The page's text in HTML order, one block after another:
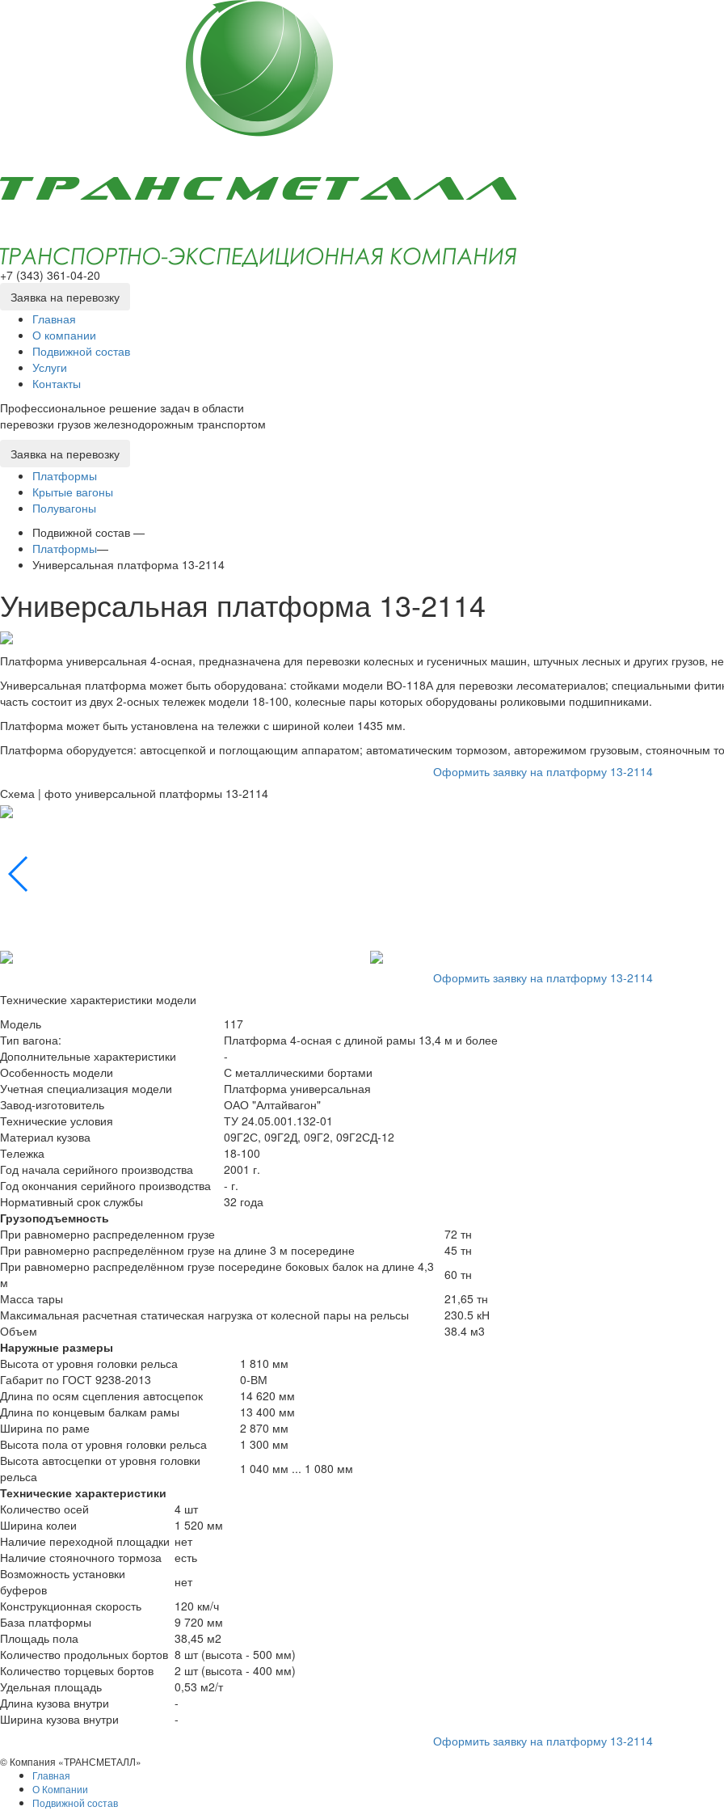
+7 (343) 361-04-20
Заявка на перевозку
Главная
О компании
Подвижной состав
Услуги
Контакты
Профессиональное решение задач в области
перевозки грузов железнодорожным транспортом
Заявка на перевозку
Платформы
Крытые вагоны
Полувагоны
Подвижной состав —
Платформы—
Универсальная платформа 13-2114
Универсальная платформа 13-2114
Платформа универсальная 4-осная, предназначена для перевозки колесных и гусеничных машин, штучных лесных и других грузов,
Универсальная платформа может быть оборудована: стойками модели ВО-118А для перевозки лесоматериалов; специальными
часть состоит из двух 2-осных тележек модели 18-100, колесные пары которых оборудованы роликовыми подшипниками.
Платформа может быть установлена на тележки с шириной колеи 1435 мм.
Платформа оборудуется: автосцепкой и поглощающим аппаратом; автоматическим тормозом, авторежимом грузовым, стояночным
Оформить заявку на платформу 13-2114
Схема | фото универсальной платформы 13-2114
Оформить заявку на платформу 13-2114
Технические характеристики модели
Модель
117
Тип вагона:
Платформа 4-осная с длиной рамы 13,4 м и более
Дополнительные характеристики
-
Особенность модели
С металлическими бортами
Учетная специализация модели
Платформа универсальная
Завод-изготовитель
ОАО "Алтайвагон"
Технические условия
ТУ 24.05.001.132-01
Материал кузова
09Г2С, 09Г2Д, 09Г2, 09Г2СД-12
Тележка
18-100
Год начала серийного производства
2001 г.
Год окончания серийного производства
- г.
Нормативный срок службы
32 года
Грузоподъемность
При равномерно распределенном грузе
72 тн
При равномерно распределённом грузе на длине 3 м посередине
45 тн
При равномерно распределённом грузе посередине боковых балок на длине 4,3
м
60 тн
Масса тары
21,65 тн
Максимальная расчетная статическая нагрузка от колесной пары на рельсы
230.5 кН
Объем
38.4 м3
Наружные размеры
Высота от уровня головки рельса
1 810 мм
Габарит по ГОСТ 9238-2013
0-ВМ
Длина по осям сцепления автосцепок
14 620 мм
Длина по концевым балкам рамы
13 400 мм
Ширина по раме
2 870 мм
Высота пола от уровня головки рельса
1 300 мм
Высота автосцепки от уровня головки
рельса
1 040 мм ... 1 080 мм
Технические характеристики
Количество осей
4 шт
Ширина колеи
1 520 мм
Наличие переходной площадки нет
Наличие стояночного тормоза
есть
Возможность установки
буферов
нет
Конструкционная скорость
120 км/ч
База платформы
9 720 мм
Площадь пола
38,45 м2
Количество продольных бортов 8 шт (высота - 500 мм)
Количество торцевых бортов
2 шт (высота - 400 мм)
Удельная площадь
0,53 м2/т
Длина кузова внутри
-
Ширина кузова внутри
-
Оформить заявку на платформу 13-2114
© Компания «ТРАНСМЕТАЛЛ»
Главная
О Компании
Подвижной состав